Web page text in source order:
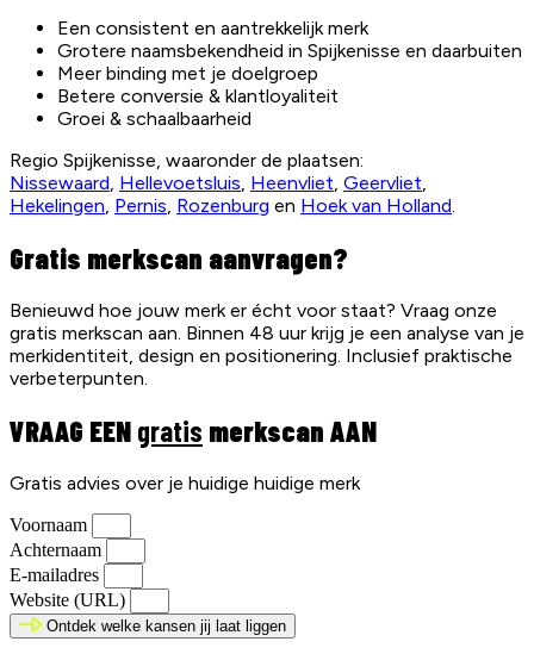
Een consistent en aantrekkelijk merk
Grotere naamsbekendheid in Spijkenisse en daarbuiten
Meer binding met je doelgroep
Betere conversie & klantloyaliteit
Groei & schaalbaarheid
Regio Spijkenisse, waaronder de plaatsen:
Nissewaard, Hellevoetsluis, Heenvliet, Geervliet,
Hekelingen, Pernis, Rozenburg en Hoek van Holland.
Gratis merkscan aanvragen?
Benieuwd hoe jouw merk er écht voor staat? Vraag onze
gratis merkscan aan. Binnen 48 uur krijg je een analyse van je
merkidentiteit, design en positionering. Inclusief praktische
verbeterpunten.
VRAAG EEN gratis merkscan AAN
Gratis advies over je huidige huidige merk
Voornaam
Achternaam
E-mailadres
Website (URL)
Ontdek welke kansen jij laat liggen